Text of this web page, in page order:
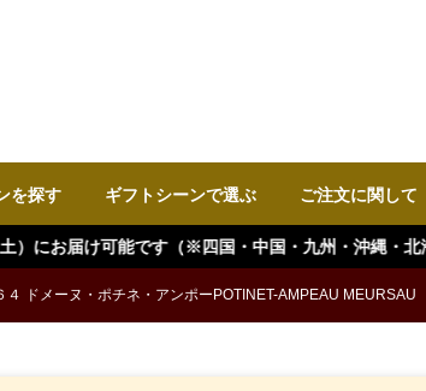
を探す ギフトシーンで選ぶ ご注文に関して
国・中国・九州・沖縄・北海道は+１日 離島などは
４ ドメーヌ・ポチネ・アンポーPOTINET-AMPEAU MEURSAU